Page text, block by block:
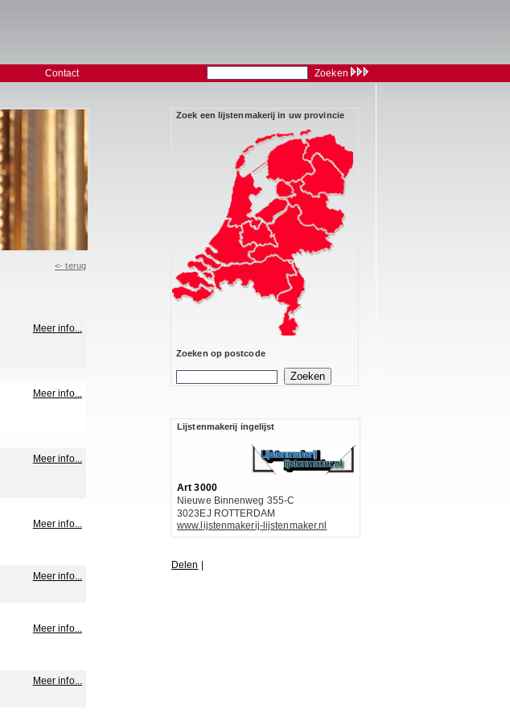
Contact Zoeken
<- terug
Meer info...
Meer info...
Meer info...
Meer info...
Meer info...
Meer info...
Meer info...
Zoek een lijstenmakerij in uw provincie
Zoeken op postcode
Lijstenmakerij ingelijst
Art 3000
Nieuwe Binnenweg 355-C
3023EJ ROTTERDAM
www.lijstenmakerij-lijstenmaker.nl
Delen